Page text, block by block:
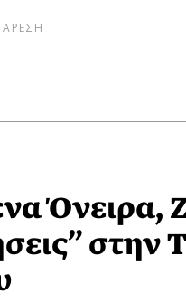
Όνειρα,
στην